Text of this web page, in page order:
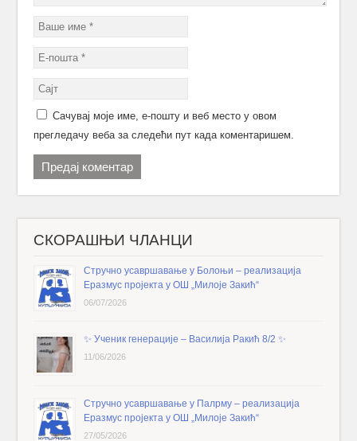
Сачувај моје име, е-пошту и веб место у овом
прегледачу веба за следећи пут када коментаришем.
СКОРАШЊИ ЧЛАНЦИ
Стручно усавршавање у Болоњи – реализација
Еразмус пројекта у ОШ „Милоје Закић“
06/07/2026
✨️ Ученик генерације – Василија Ракић 8/2 ✨️
11/06/2026
Стручно усавршавање у Палрму – реализација
Еразмус пројекта у ОШ „Милоје Закић“
27/05/2026